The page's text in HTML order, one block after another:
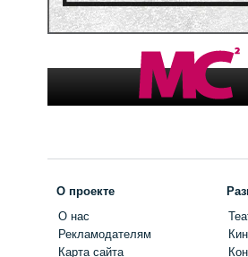
О проекте
О нас
Рекламодателям
Карта сайта